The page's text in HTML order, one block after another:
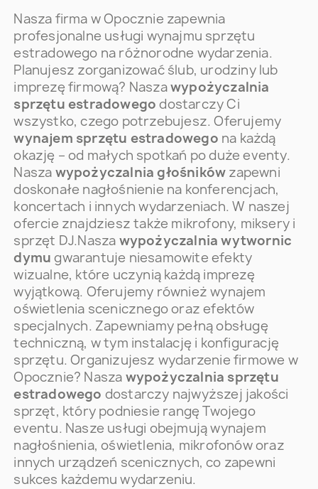
Nasza firma w Opocznie zapewnia
profesjonalne usługi wynajmu sprzętu
estradowego na różnorodne wydarzenia.
Planujesz zorganizować ślub, urodziny lub
imprezę firmową? Naszawypożyczalnia
sprzętu estradowego dostarczy Ci
wszystko, czego potrzebujesz. Oferujemy
wynajem sprzętu estradowego na każdą
okazję – od małych spotkań po duże eventy.
Nasza wypożyczalnia głośników zapewni
doskonałe nagłośnienie na konferencjach,
koncertach i innych wydarzeniach. W naszej
ofercie znajdziesz także mikrofony, miksery i
sprzęt DJ.Nasza wypożyczalnia wytwornic
dymu gwarantuje niesamowite efekty
wizualne, które uczynią każdą imprezę
wyjątkową. Oferujemy również wynajem
oświetlenia scenicznego oraz efektów
specjalnych. Zapewniamy pełną obsługę
techniczną, w tym instalację i konfigurację
sprzętu. Organizujesz wydarzenie firmowe w
Opocznie? Nasza wypożyczalnia sprzętu
estradowego dostarczy najwyższej jakości
sprzęt, który podniesie rangę Twojego
eventu. Nasze usługi obejmują wynajem
nagłośnienia, oświetlenia, mikrofonów oraz
innych urządzeń scenicznych, co zapewni
sukces każdemu wydarzeniu.